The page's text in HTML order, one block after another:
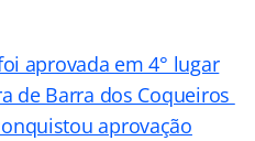
aprovada em 4° lugar
de Barra dos Coqueiros
aprovação